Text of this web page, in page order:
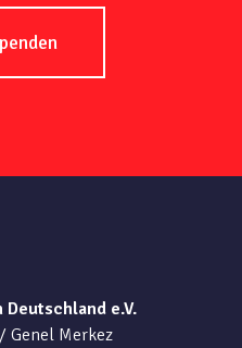
e.V.
Genel Merkez